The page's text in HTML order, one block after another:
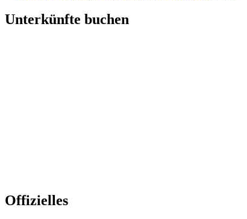
Unterkünfte buchen
Offizielles